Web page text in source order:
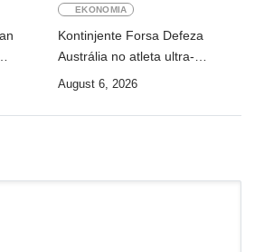
EKONOMIA
Kontinjente Forsa Defeza
Austrália no atleta ultra-
maratona Jacqui Bell partisipa
August 6, 2026